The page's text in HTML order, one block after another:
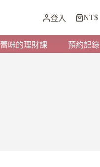
登入 NT$
蕾咪的理財課 預約記錄